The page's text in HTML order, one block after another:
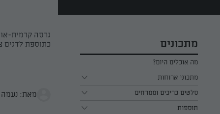
מתכונים
מה אוכלים היום?
מתכוני ארוחות
ארוחת בוקר
ארוחת צהריים
סלטים כריכים וממרחים
כל הסלטים כריכים וממרחים
תוספות
גרסה קרמית-
כתוספת לדגים
מאת: נעמה